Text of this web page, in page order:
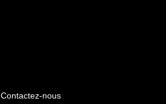
Contactez-nous